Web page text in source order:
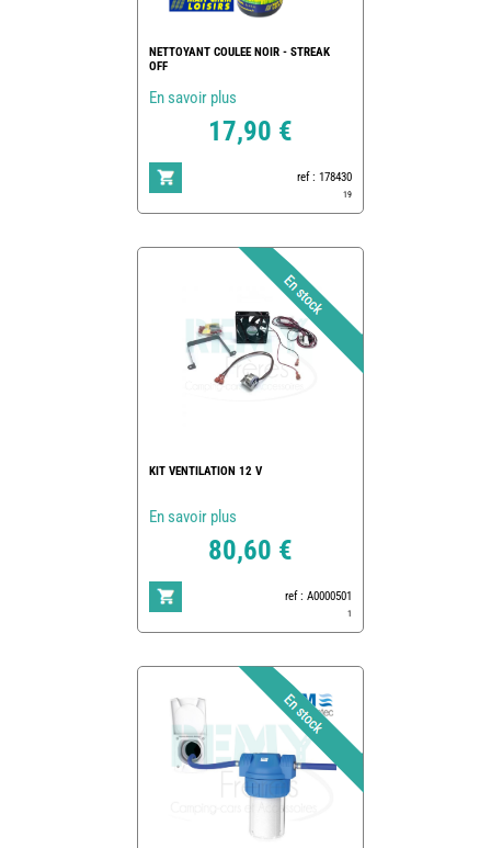
NETTOYANT COULEE NOIR - STREAK
OFF
En savoir plus
17,90 €
ref : 178430
19
KIT VENTILATION 12 V
En savoir plus
80,60 €
ref : A0000501
1